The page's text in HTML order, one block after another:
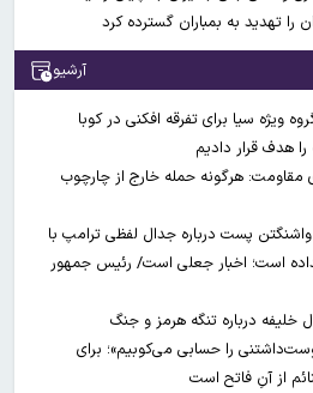
را تهدید به بمباران گسترده کرد
آرشیو
ویژه سیا برای تفرقه افکنی در کوبا
هدف قرار دادیم
هرگونه حمله خارج از چارچوب
پست درباره جدال لفظی ترامپ با
است؛ اخبار جعلی است/ رئیس جمهور
خلیفه درباره تنگه هرمز و جنگ
را حسابی می‌کوبیم»؛ برای
از آنِ فاتح است